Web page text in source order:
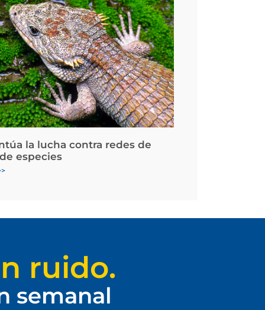
la lucha contra redes de
especies
ruido.
semanal